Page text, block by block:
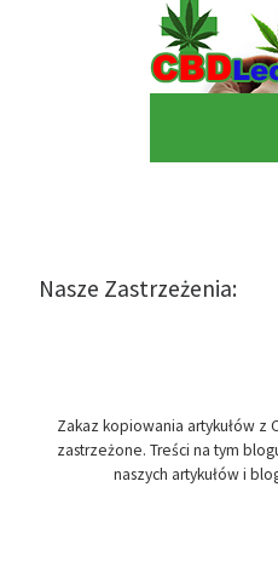
Nasze Zastrzeżenia:
Zakaz kopiowania artykułów z
zastrzeżone. Treści na tym
naszych artykułów i